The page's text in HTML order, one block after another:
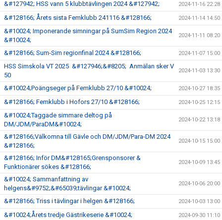
&#127942; HSS vann 5 klubbtävlingen 2024 &#127942; 2024-11-16 22:28
&#128166; Årets sista Femklubb 241116 &#128166; 2024-11-14 14:50
&#10024; Imponerande simningar på SumSim Region 2024
&#10024;
2024-11-11 08:20
&#128166; Sum-Sim regionfinal 2024 &#128166; 2024-11-07 15:00
HSS Simskola VT 2025 &#127946;&#8205; Anmälan sker V
50
2024-11-03 13:30
&#10024;Poängseger på Femklubb 27/10 &#10024; 2024-10-27 18:35
&#128166; Femklubb i Hofors 27/10 &#128166; 2024-10-25 12:15
&#10024;Taggade simmare deltog på
DM/JDM/ParaDM&#10024;
2024-10-22 13:18
&#128166;Välkomna till Gävle och DM/JDM/Para-DM 2024
&#128166;
2024-10-15 15:00
&#128166; Inför DM&#128165;Grensponsorer &
Funktionärer sökes &#128166;
2024-10-09 13:45
&#10024; Sammanfattning av
helgens&#9752;&#65039;tävlingar &#10024;
2024-10-06 20:00
&#128166; Triss i tävlingar i helgen &#128166; 2024-10-03 13:00
&#10024;Årets tredje Gästrikeserie &#10024; 2024-09-30 11:10